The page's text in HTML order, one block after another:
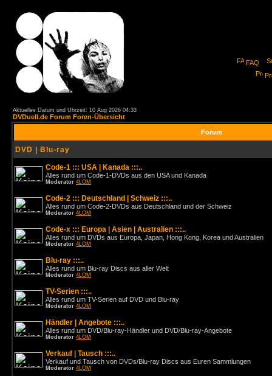
FAQ
Aktuelles Datum und Uhrzeit: 10 Aug 2026 04:33
DVDuell.de Forum Foren-Übersicht
Forum
DVD | Blu-ray
Code-1 ::: USA | Kanada :::..
Alles rund um Code-1-DVDs aus den USA und Kanada
Moderator 4LOM
Code-2 ::: Deutschland | Schweiz :::..
Alles rund um Code-2-DVDs aus Deutschland und der Schweiz
Moderator 4LOM
Code-x ::: Europa | Asien | Australien :::..
Alles rund um DVDs aus Europa, Japan, Hong Kong, Korea und Australien
Moderator 4LOM
Blu-ray :::..
Alles rund um Blu-ray Discs aus aller Welt
Moderator 4LOM
TV-Serien :::..
Alles rund um TV-Serien auf DVD und Blu-ray
Moderator 4LOM
Händler | Angebote :::..
Alles rund um DVD/Blu-ray-Händler und DVD/Blu-ray-Angebote
Moderator 4LOM
Verkauf | Tausch :::..
Verkauf und Tausch von DVDs/Blu-ray Discs aus Euren Sammlungen
Moderator 4LOM